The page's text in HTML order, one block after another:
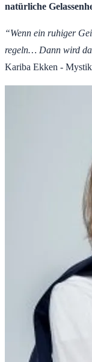
natürliche
“Wenn ein ruhiger
regeln… Dann wird
Kariba Ekken -